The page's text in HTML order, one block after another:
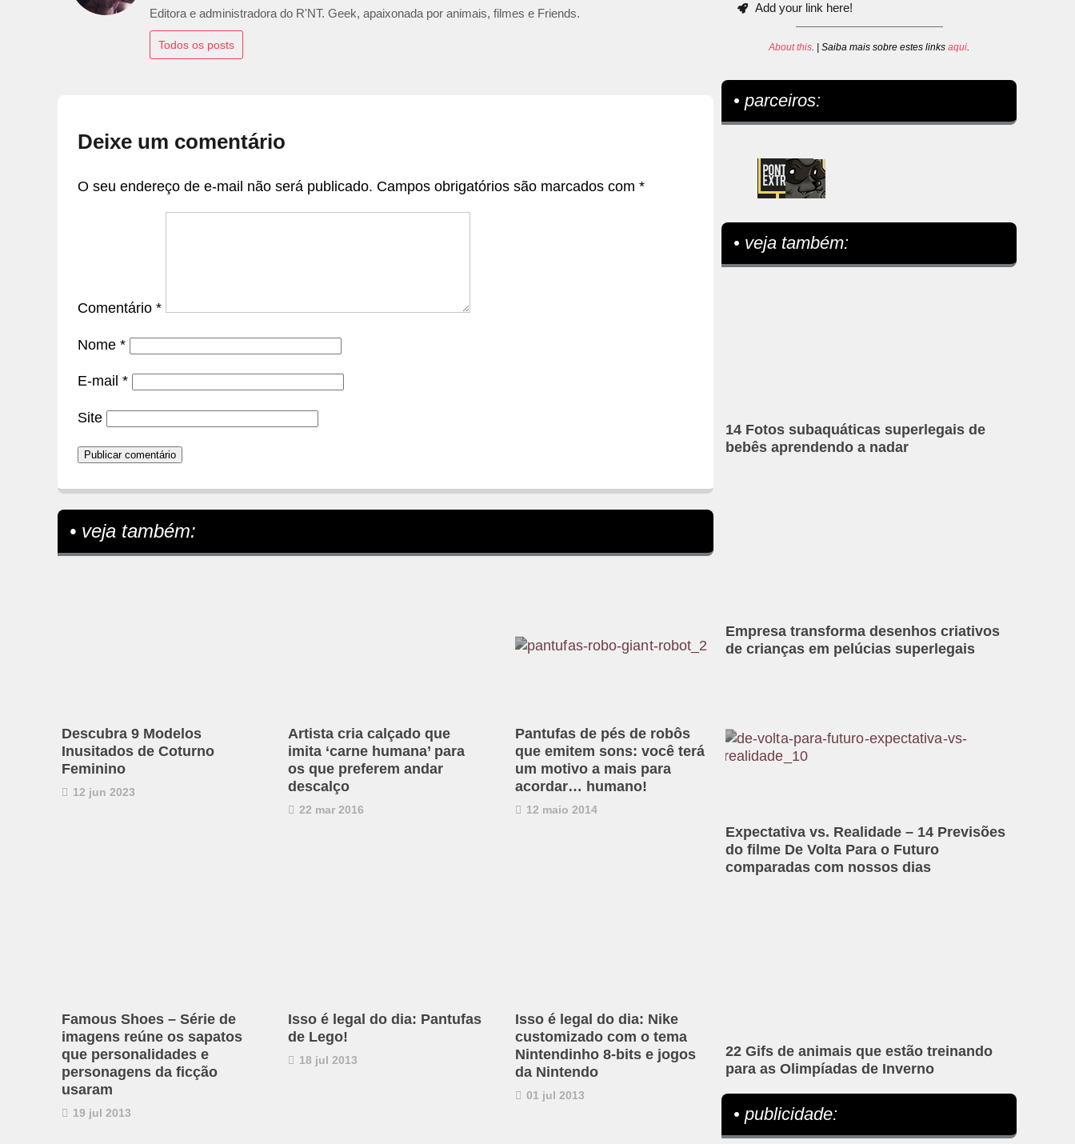
Editora e administradora do R'NT. Geek, apaixonada por animais, filmes e Friends.
Todos os posts
Deixe um comentário
O seu endereço de e-mail não será publicado. Campos obrigatórios são marcados com *
Comentário *
Nome *
E-mail *
Site
• veja também:
Descubra 9 Modelos
Inusitados de Coturno
Feminino
12 jun 2023
Artista cria calçado que
imita ‘carne humana’ para
os que preferem andar
descalço
22 mar 2016
Pantufas de pés de robôs
que emitem sons: você terá
um motivo a mais para
acordar… humano!
12 maio 2014
Famous Shoes – Série de
imagens reúne os sapatos
que personalidades e
personagens da ficção
usaram
19 jul 2013
Isso é legal do dia: Pantufas
de Lego!
18 jul 2013
Isso é legal do dia: Nike
customizado com o tema
Nintendinho 8-bits e jogos
da Nintendo
01 jul 2013
Add your link here!
About this. | Saiba mais sobre estes linksaqui.
• parceiros:
• veja também:
14 Fotos subaquáticas superlegais de
bebês aprendendo a nadar
Empresa transforma desenhos criativos
de crianças em pelúcias superlegais
Expectativa vs. Realidade – 14 Previsões
do filme De Volta Para o Futuro
comparadas com nossos dias
22 Gifs de animais que estão treinando
para as Olimpíadas de Inverno
• publicidade: